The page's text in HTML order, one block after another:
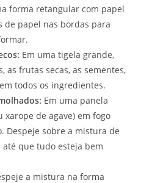
forma retangular com papel
de papel nas bordas para
Em uma tigela grande,
as frutas secas, as sementes,
todos os ingredientes.
Em uma panela
xarope de agave) em fogo
Despeje sobre a mistura de
até que tudo esteja bem
a mistura na forma